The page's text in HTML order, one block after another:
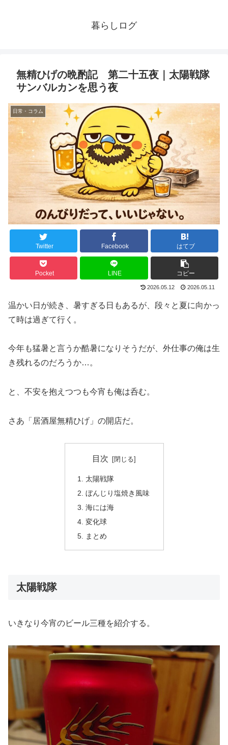
暮らしログ
無精ひげの晩酌記 第二十五夜｜太陽戦隊
サンバルカンを思う夜
日常・コラム
Twitter Facebook はてブ
Pocket LINE コピー
2026.05.12 2026.05.11
温かい日が続き、暑すぎる日もあるが、段々と夏に向かっ
て時は過ぎて行く。
今年も猛暑と言うか酷暑になりそうだが、外仕事の俺は生
き残れるのだろうか…。
と、不安を抱えつつも今宵も俺は呑む。
さあ「居酒屋無精ひげ」の開店だ。
目次
太陽戦隊
ぼんじり塩焼き風味
海には海
変化球
まとめ
太陽戦隊
いきなり今宵のビール三種を紹介する。